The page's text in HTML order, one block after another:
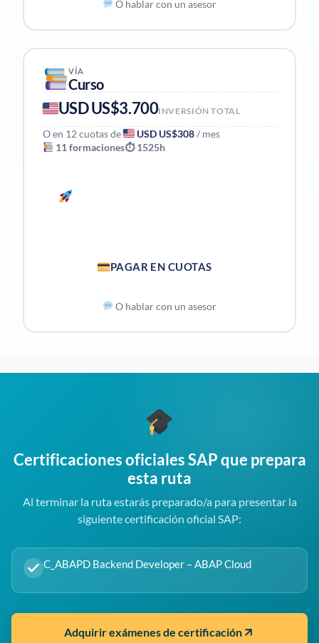
O hablar con un asesor
VÍA
Curso
USD US$3.700INVERSIÓN TOTAL
O en 12 cuotas de USD US$308/ mes
11 formaciones⏱ 1525h
PAGAR EN CUOTAS
O hablar con un asesor
Certificaciones oficiales SAP que prepara
esta ruta
Al terminar la ruta estarás preparado/a para presentar la
siguiente certificación oficial SAP:
C_ABAPD Backend Developer – ABAP Cloud
Adquirir exámenes de certificación